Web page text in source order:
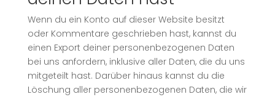
Wenn du ein Konto auf dieser Website besitzt
oder Kommentare geschrieben hast, kannst du
einen Export deiner personenbezogenen Daten
bei uns anfordern, inklusive aller Daten, die du uns
mitgeteilt hast. Darüber hinaus kannst du die
Löschung aller personenbezogenen Daten, die wir